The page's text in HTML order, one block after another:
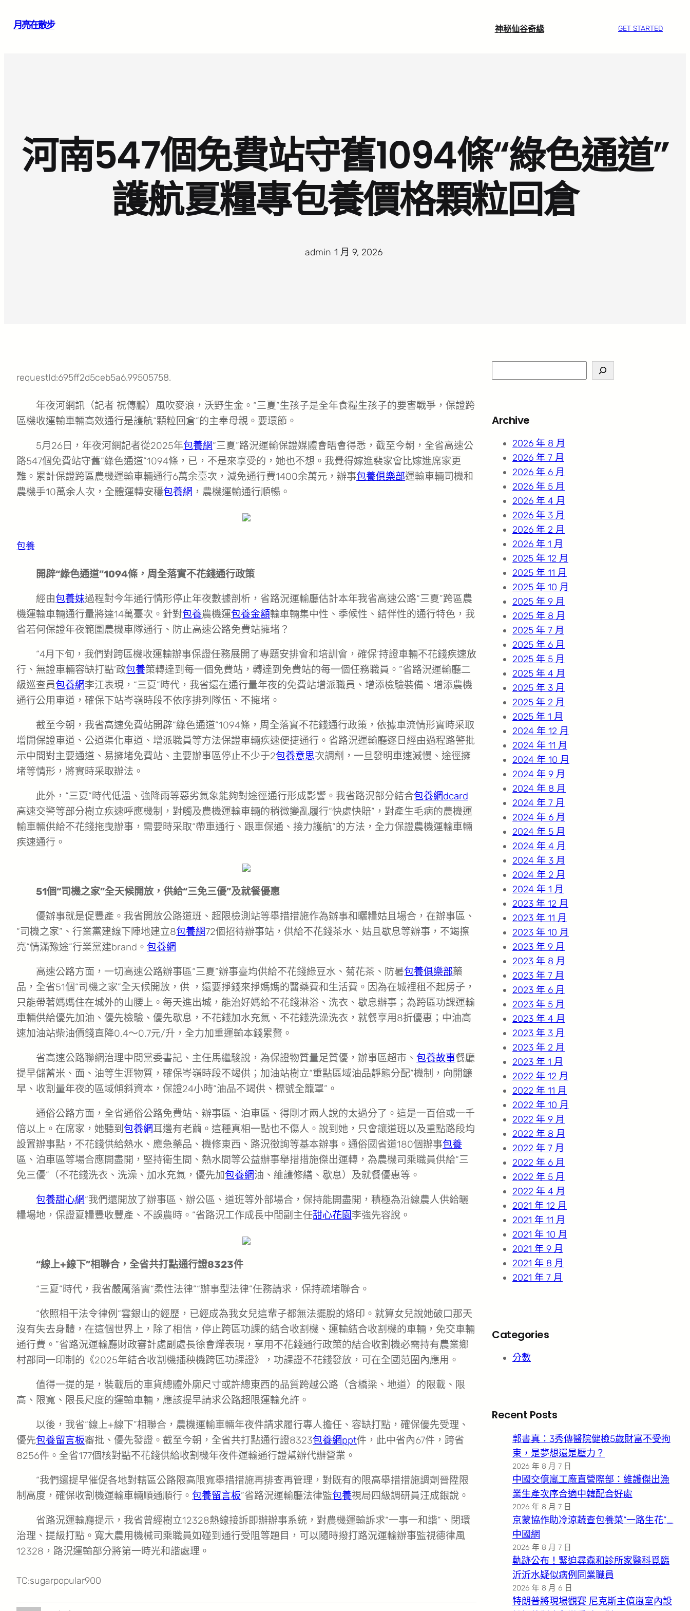
月亮在散步 神秘仙谷奇緣 GET STARTED
河南547個免費站守舊1094條“綠色通道”
護航夏糧專包養價格顆粒回倉
admin 1 月 9, 2026·
requestId:695ff2d5ceb5a6.99505758.
年夜河網訊（記者 祝傳鵬）風吹麥浪，沃野生金。“三夏”生孩子是全年食糧生孩子的要害戰爭，保證跨
區機收運輸車輛高效通行是護航“顆粒回倉”的主奉母親。要環節。
5月26日，年夜河網記者從2025年包養網“三夏”路況運輸保證媒體會晤會得悉，截至今朝，全省高速公
路547個免費站守舊“綠色通道”1094條，已，不是來享受的，她也不想。我覺得嫁進裴家會比嫁進席家更
難。累計保證跨區農機運輸車輛通行6萬余臺次，減免通行費1400余萬元，辦事包養俱樂部運輸車輛司機和
農機手10萬余人次，全體運轉安穩包養網 ，農機運輸通行順暢。
包養
開辟“綠色通道”1094條，周全落實不花錢通行政策
經由包養妹過程對今年通行情形停止年夜數據剖析，省路況運輸廳估計本年我省高速公路“三夏”跨區農
機運輸車輛通行量將達14萬臺次。針對包養農機運包養金額輸車輛集中性、季候性、結伴性的通行特色，我
省若何保證年夜範圍農機車隊通行、防止高速公路免費站擁堵？
“4月下旬，我們對跨區機收運輸辦事保證任務展開了專題安排會和培訓會，確保‘持證車輛不花錢疾速放
行、無證車輛容缺打點’政包養策轉達到每一個免費站，轉達到免費站的每一個任務職員。”省路況運輸廳二
級巡查員包養網李江表現，“三夏”時代，我省還在通行量年夜的免費站增派職員、增添檢驗裝備、增添農機
通行公用車道，確保下站岑嶺時段不依序排列隊伍、不擁堵。
截至今朝，我省高速免費站開辟“綠色通道”1094條，周全落實不花錢通行政策，依據車流情形實時采取
增開保證車道、公道渠化車道、增派職員等方法保證車輛疾速便捷通行。省路況運輸廳逐日經由過程路警批
示中間對主要通道、易擁堵免費站、主要辦事區停止不少于2包養意思次調劑，一旦發明車速減慢、途徑擁
堵等情形，將實時采取辦法。
此外，“三夏”時代低溫、強降雨等惡劣氣象能夠對途徑通行形成影響。我省路況部分結合包養網dcard
高速交警等部分樹立疾速呼應機制，對觸及農機運輸車輛的稍微變亂履行“快處快賠”，對產生毛病的農機運
輸車輛供給不花錢拖曳辦事，需要時采取“帶車通行、跟車保通、接力護航”的方法，全力保證農機運輸車輛
疾速通行。
51個“司機之家”全天候開放，供給“三免三優”及就餐優惠
優辦事就是促豐產。我省開放公路道班、超限檢測站等舉措措施作為辦事和曬糧姑且場合，在辦事區、
“司機之家”、行業黨建線下陣地建立8包養網72個招待辦事站，供給不花錢茶水、姑且歇息等辦事，不竭擦
亮“情滿豫途”行業黨建brand。 包養網
高速公路方面，一切高速公路辦事區“三夏”辦事臺均供給不花錢綠豆水、菊花茶、防暑包養俱樂部藥
品，全省51個“司機之家”全天候開放，供 ，還要掙錢來掙媽媽的醫藥費和生活費。因為在城裡租不起房子，
只能帶著媽媽住在城外的山腰上。每天進出城，能治好媽給不花錢淋浴、洗衣、歇息辦事；為跨區功課運輸
車輛供給優先加油、優先檢驗、優先歇息，不花錢加水充氣、不花錢洗澡洗衣，就餐享用8折優惠；中油高
速加油站柴油價錢直降0.4～0.7元/升，全力加重運輸本錢累贅。
省高速公路聯網治理中間黨委書記、主任馬繼駿說，為保證物質量足質優，辦事區超市、 包養故事餐廳
提早儲蓄米、面、油等生涯物質，確保岑嶺時段不竭供；加油站樹立“重點區域油品靜態分配”機制，向開鐮
早、收割量年夜的區域傾斜資本，保證24小時“油品不竭供、標號全籠罩”。
通俗公路方面，全省通俗公路免費站、辦事區、泊車區、得剛才兩人說的太過分了。這是一百倍或一千
倍以上。在席家，她聽到 包養網耳邊有老繭。這種真相一點也不傷人。說到她，只會讓道班以及重點路段均
設置辦事點，不花錢供給熱水、應急藥品、機修東西、路況徵詢等基本辦事。通俗國省道180個辦事包養
區、泊車區等場合應開盡開，堅持衛生間、熱水間等公益辦事舉措措施傑出運轉，為農機司乘職員供給“三
免三優”（不花錢洗衣、洗澡、加水充氣，優先加包養網油、維護修繕、歇息）及就餐優惠等。
包養甜心網“我們還開放了辦事區、辦公區、道班等外部場合，保持能開盡開，積極為沿線農人供給曬
糧場地，保證夏糧豐收豐產、不誤農時。”省路況工作成長中間副主任甜心花園李強先容說。
“線上+線下”相聯合，全省共打點通行證8323件
“三夏”時代，我省嚴厲落實“柔性法律”“辦事型法律”任務請求，保持疏堵聯合。
“依照相干法令律例“雲銀山的經歷，已經成為我女兒這輩子都無法擺脫的烙印。就算女兒說她破口那天
沒有失去身體，在這個世界上，除了相信，停止跨區功課的結合收割機、運輸結合收割機的車輛，免交車輛
通行費。”省路況運輸廳財政審計處副處長徐會燁表現，享用不花錢通行政策的結合收割機必需持有農業鄉
村部同一印制的《2025年結合收割機插秧機跨區功課證》，功課證不花錢發放，可在全國范圍內應用。
值得一提的是，裝載后的車貨總體外廓尺寸或許總東西的品質跨越公路（含橋梁、地道）的限載、限
高、限寬、限長尺度的運輸車輛，應該提早請求公路超限運輸允許。
以後，我省“線上+線下”相聯合，農機運輸車輛年夜件請求履行專人擔任、容缺打點，確保優先受理、
優先包養留言板審批、優先發證。截至今朝，全省共打點通行證8323包養網ppt件，此中省內67件，跨省
8256件。全省177個核對點不花錢供給收割機年夜件運輸通行證幫辦代辦營業。
“我們還提早催促各地對轄區公路限高限寬舉措措施再排查再管理，對既有的限高舉措措施調劑晉陞限
制高度，確保收割機運輸車輛順通順行。 包養留言板”省路況運輸廳法律監包養視局四級調研員汪成銀說。
省路況運輸廳提示，我省曾經樹立12328熱線接訴即辦辦事系統，對農機運輸訴求“一事一和諧”、閉環
治理、提級打點。寬大農用機械司乘職員如碰到通行受阻等題目，可以隨時撥打路況運輸辦事監視德律風
12328，路況運輸部分將第一時光和諧處理。
TC:sugarpopular900
e
c
Archive
2026 年 8 月
2026 年 7 月
2026 年 6 月
2026 年 5 月
2026 年 4 月
2026 年 3 月
2026 年 2 月
2026 年 1 月
2025 年 12 月
2025 年 11 月
2025 年 10 月
2025 年 9 月
2025 年 8 月
2025 年 7 月
2025 年 6 月
2025 年 5 月
2025 年 4 月
2025 年 3 月
2025 年 2 月
2025 年 1 月
2024 年 12 月
2024 年 11 月
2024 年 10 月
2024 年 9 月
2024 年 8 月
2024 年 7 月
2024 年 6 月
2024 年 5 月
2024 年 4 月
2024 年 3 月
2024 年 2 月
2024 年 1 月
2023 年 12 月
2023 年 11 月
2023 年 10 月
2023 年 9 月
2023 年 8 月
2023 年 7 月
2023 年 6 月
2023 年 5 月
2023 年 4 月
2023 年 3 月
2023 年 2 月
2023 年 1 月
2022 年 12 月
2022 年 11 月
2022 年 10 月
2022 年 9 月
2022 年 8 月
2022 年 7 月
2022 年 6 月
2022 年 5 月
2022 年 4 月
2021 年 12 月
2021 年 11 月
2021 年 10 月
2021 年 9 月
2021 年 8 月
2021 年 7 月
Categories
分數
Recent Posts
郭書真：3秀傳醫院健檢5歲財富不受拘
束，是夢想還是壓力？
2026 年 8 月 7 日
中國交億嵐工廠直營際部：維護傑出漁
業生產次序合適中韓配合好處
2026 年 8 月 7 日
京蒙協作助冷涼蔬查包養菜“一路生花”_
中國網
2026 年 8 月 7 日
軌跡公布！緊迫尋森和診所家醫科覓臨
沂沂水疑似病例同業職員
2026 年 8 月 6 日
特朗普將現場觀賽 尼克斯主億嵐室內設